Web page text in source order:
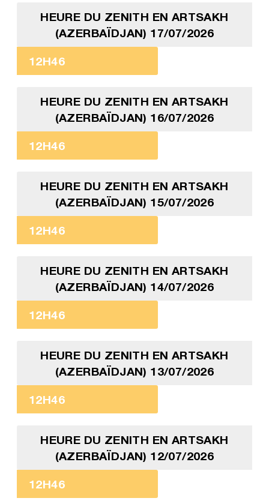
HEURE DU ZENITH EN ARTSAKH
(AZERBAÏDJAN) 17/07/2026
12H46
HEURE DU ZENITH EN ARTSAKH
(AZERBAÏDJAN) 16/07/2026
12H46
HEURE DU ZENITH EN ARTSAKH
(AZERBAÏDJAN) 15/07/2026
12H46
HEURE DU ZENITH EN ARTSAKH
(AZERBAÏDJAN) 14/07/2026
12H46
HEURE DU ZENITH EN ARTSAKH
(AZERBAÏDJAN) 13/07/2026
12H46
HEURE DU ZENITH EN ARTSAKH
(AZERBAÏDJAN) 12/07/2026
12H46